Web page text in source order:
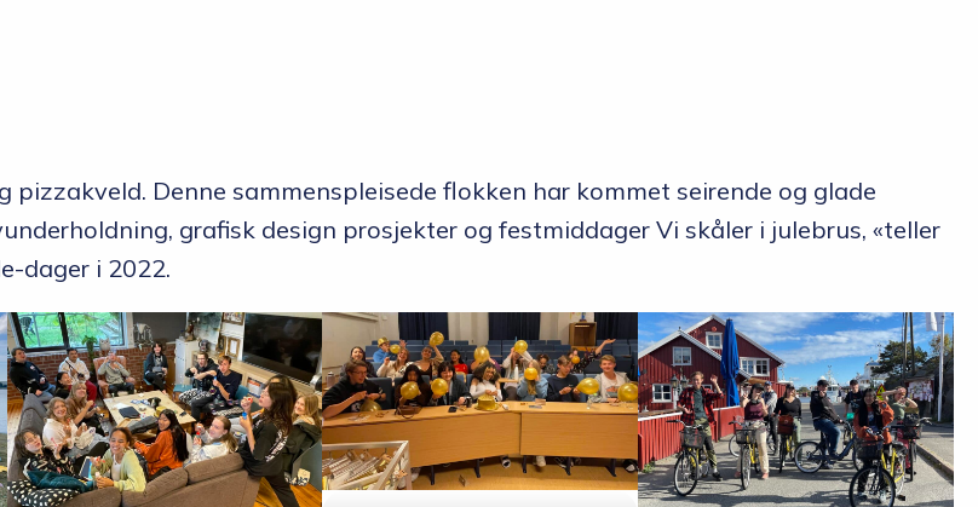
Denne sammenspleisede flokken har kommet seirende og glade
grafisk design prosjekter og festmiddager Vi skåler i julebrus, «teller
dager i 2022.